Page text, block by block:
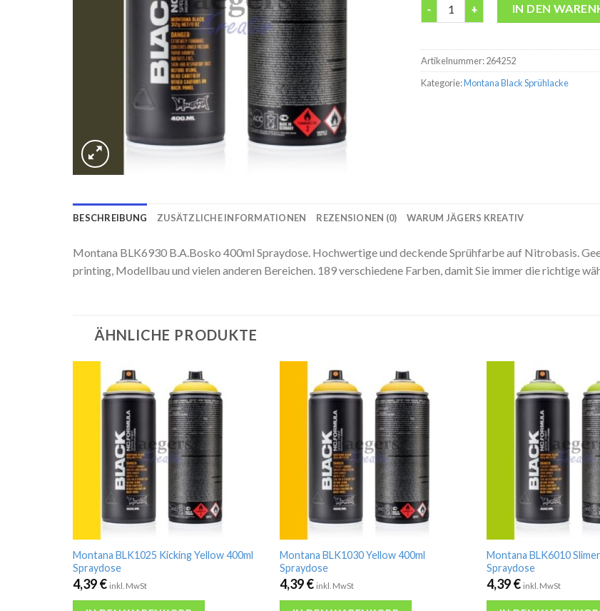
IN DEN
Artikelnummer:264252
Kategorie:Montana Black Sprühlacke
BESCHREIBUNG ZUSÄTZLICHE INFORMATIONEN REZENSIONEN (0) WARUM JÄGERS KREATIV
Montana BLK6930 B.A.Bosko 400ml Spraydose. Hochwertige und deckende Sprühfarbe auf Nitrobasis.
printing, Modellbau und vielen anderen Bereichen. 189 verschiedene Farben, damit Sie immer die richtige
ÄHNLICHE PRODUKTE
Montana BLK1025 Kicking Yellow 400ml
Spraydose
4,39€ inkl. MwSt
Montana BLK1030 Yellow 400ml
Spraydose
4,39€ inkl. MwSt
Montana BLK6010
Spraydose
4,39€ inkl. MwSt